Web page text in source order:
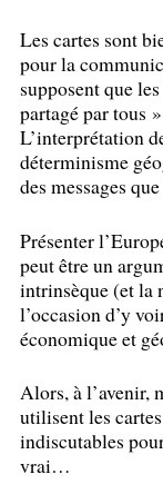
Les cartes sont
pour la
supposent que
partagé par tous
L’interprétation
déterminisme
des messages
Présenter
peut être un
intrinsèque (et la
l’occasion d’y
économique et
Alors, à l’avenir,
utilisent les
indiscutables
vrai…